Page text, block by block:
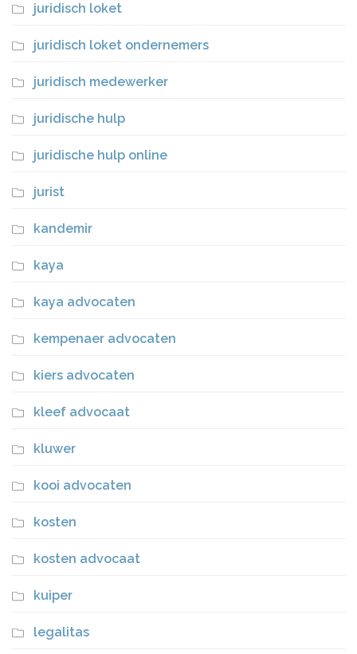
juridisch loket
juridisch loket ondernemers
juridisch medewerker
juridische hulp
juridische hulp online
jurist
kandemir
kaya
kaya advocaten
kempenaer advocaten
kiers advocaten
kleef advocaat
kluwer
kooi advocaten
kosten
kosten advocaat
kuiper
legalitas